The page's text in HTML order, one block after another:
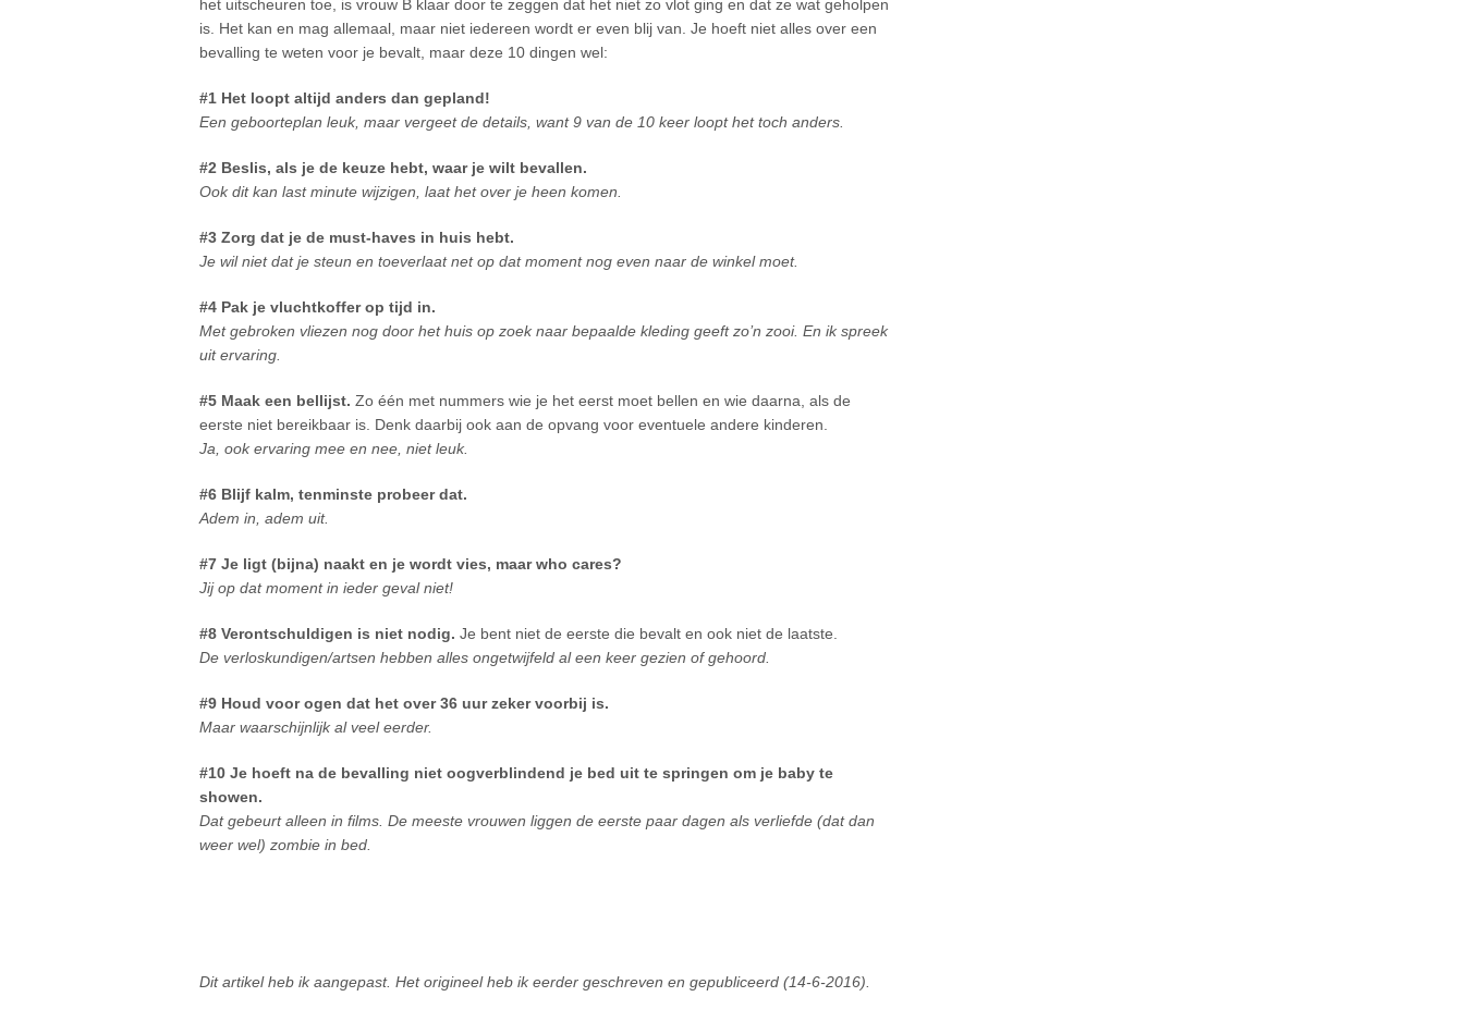
het uitscheuren toe, is vrouw B klaar door te zeggen dat het niet zo vlot ging en dat ze wat geholpen
is. Het kan en mag allemaal, maar niet iedereen wordt er even blij van. Je hoeft niet alles over een
bevalling te weten voor je bevalt, maar deze 10 dingen wel:
#1 Het loopt altijd anders dan gepland!
Een geboorteplan leuk, maar vergeet de details, want 9 van de 10 keer loopt het toch anders.
#2 Beslis, als je de keuze hebt, waar je wilt bevallen.
Ook dit kan last minute wijzigen, laat het over je heen komen.
#3 Zorg dat je de must-haves in huis hebt.
Je wil niet dat je steun en toeverlaat net op dat moment nog even naar de winkel moet.
#4 Pak je vluchtkoffer op tijd in.
Met gebroken vliezen nog door het huis op zoek naar bepaalde kleding geeft zo’n zooi. En ik spreek
uit ervaring.
#5 Maak een bellijst. Zo één met nummers wie je het eerst moet bellen en wie daarna, als de
eerste niet bereikbaar is. Denk daarbij ook aan de opvang voor eventuele andere kinderen.
Ja, ook ervaring mee en nee, niet leuk.
#6 Blijf kalm, tenminste probeer dat.
Adem in, adem uit.
#7 Je ligt (bijna) naakt en je wordt vies, maar who cares?
Jij op dat moment in ieder geval niet!
#8 Verontschuldigen is niet nodig. Je bent niet de eerste die bevalt en ook niet de laatste.
De verloskundigen/artsen hebben alles ongetwijfeld al een keer gezien of gehoord.
#9 Houd voor ogen dat het over 36 uur zeker voorbij is.
Maar waarschijnlijk al veel eerder.
#10 Je hoeft na de bevalling niet oogverblindend je bed uit te springen om je baby te
showen.
Dat gebeurt alleen in films. De meeste vrouwen liggen de eerste paar dagen als verliefde (dat dan
weer wel) zombie in bed.
Dit artikel heb ik aangepast. Het origineel heb ik eerder geschreven en gepubliceerd (14-6-2016).